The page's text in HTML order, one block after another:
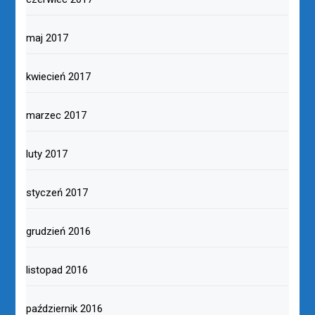
maj 2017
kwiecień 2017
marzec 2017
luty 2017
styczeń 2017
grudzień 2016
listopad 2016
październik 2016